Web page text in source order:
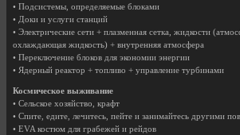
• Подсистемы, определяемые блоками
• Доки и услуги станций
• Электрические сети + плазменная сетка, жидкости
охлаждающая жидкость) + внутренняя атмосфера
• Переключение блоков для экономии энергии
• Ядерный реактор + топливо + управление турбинами
Космическое выживание
• Сельское хозяйство, крафт
• Спите, едите, лечитесь, пейте и занимайтесь другими
• EVA костюм для грабежей и рейдов